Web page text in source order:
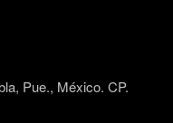
Pue., México. CP.